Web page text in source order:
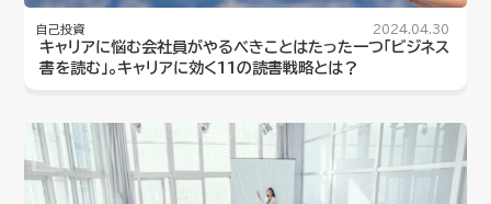
自己投資 2024.04.30
キャリアに悩む会社員がやるべきことはたった一つ「ビジネス
書を読む」。キャリアに効く11の読書戦略とは？